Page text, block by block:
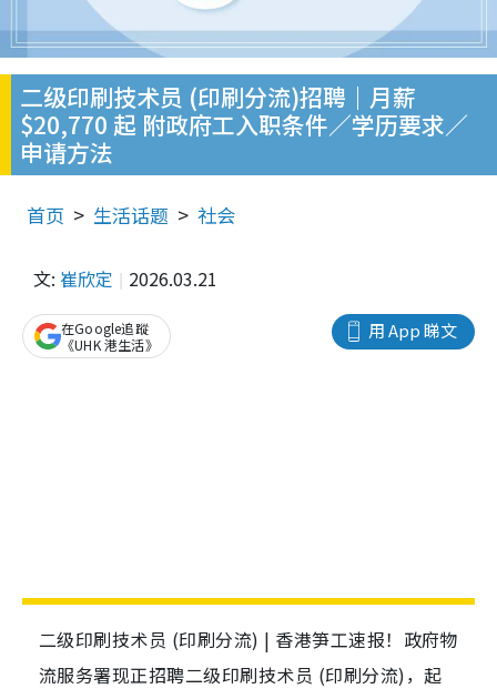
二级印刷技术员 (印刷分流)招聘｜月薪
$20,770 起 附政府工入职条件／学历要求／
申请方法
首页 生活话题 社会
文: 崔欣定 2026.03.21
用 App 睇文
在Google追蹤
《UHK 港生活》
二级印刷技术员 (印刷分流) | 香港笋工速报！政府物
流服务署现正招聘二级印刷技术员 (印刷分流)，起